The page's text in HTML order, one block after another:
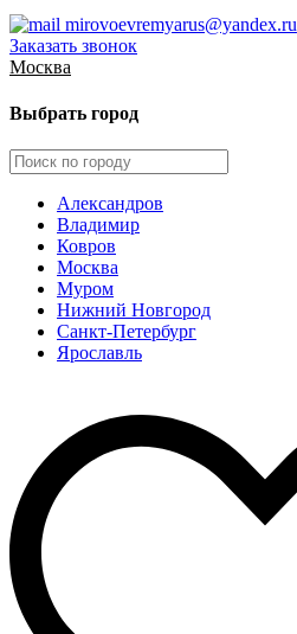
mirovoevremyarus@yandex.ru
Заказать звонок
Москва
Выбрать город
Александров
Владимир
Ковров
Москва
Муром
Нижний Новгород
Санкт-Петербург
Ярославль